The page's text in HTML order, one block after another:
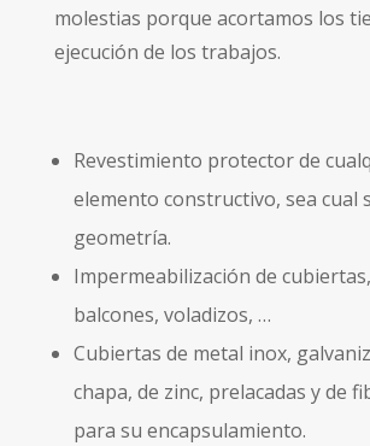
molestias porque acortamos los
ejecución de los trabajos.
Revestimiento protector de
elemento constructivo, sea cual
geometría.
Impermeabilización de
balcones, voladizos, …
Cubiertas de metal inox,
chapa, de zinc, prelacadas y de
para su encapsulamiento.